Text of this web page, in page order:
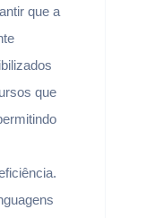
que a
que